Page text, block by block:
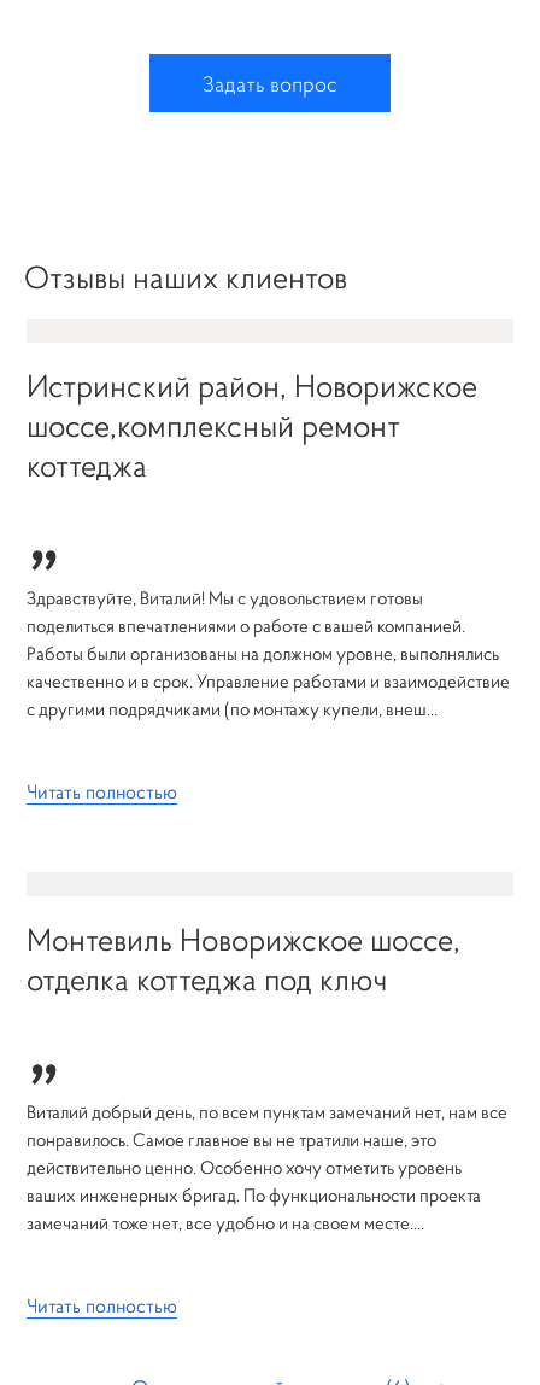
Задать вопрос
Отзывы наших клиентов
Истринский район, Новорижское
шоссе,комплексный ремонт
коттеджа
„
Здравствуйте, Виталий! Мы с удовольствием готовы
поделиться впечатлениями о работе с вашей компанией.
Работы были организованы на должном уровне, выполнялись
качественно и в срок. Управление работами и взаимодействие
с другими подрядчиками (по монтажу купели, внеш...
Читать полностью
Монтевиль Новорижское шоссе,
отделка коттеджа под ключ
„
Виталий добрый день, по всем пунктам замечаний нет, нам все
понравилось. Самое главное вы не тратили наше, это
действительно ценно. Особенно хочу отметить уровень
ваших инженерных бригад. По функциональности проекта
замечаний тоже нет, все удобно и на своем месте....
Читать полностью